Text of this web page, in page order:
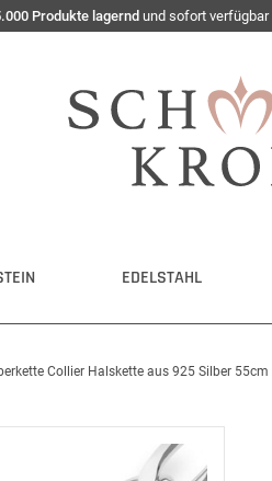
Produkte lagernd und sofort verfügbar
EDELSTAHL
Collier Halskette aus 925 Silber 55cm